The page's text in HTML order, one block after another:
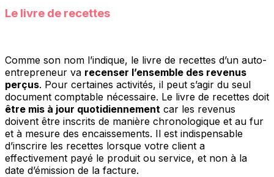
Le livre de recettes
Comme son nom l’indique, le livre de recettes d’un auto-
entrepreneur va recenser l’ensemble des revenus
perçus. Pour certaines activités, il peut s’agir du seul
document comptable nécessaire. Le livre de recettes doit
être mis à jour quotidiennement car les revenus
doivent être inscrits de manière chronologique et au fur
et à mesure des encaissements. Il est indispensable
d’inscrire les recettes lorsque votre client a
effectivement payé le produit ou service, et non à la
date d’émission de la facture.